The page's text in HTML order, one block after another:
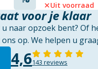
Uit voorraad
voor je klaar
naar opzoek bent? Of
op. We helpen u
4,6143 reviews